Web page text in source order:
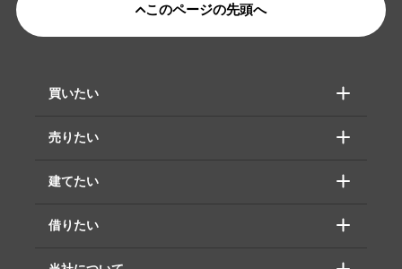
このページの先頭へ
買いたい
売りたい
建てたい
借りたい